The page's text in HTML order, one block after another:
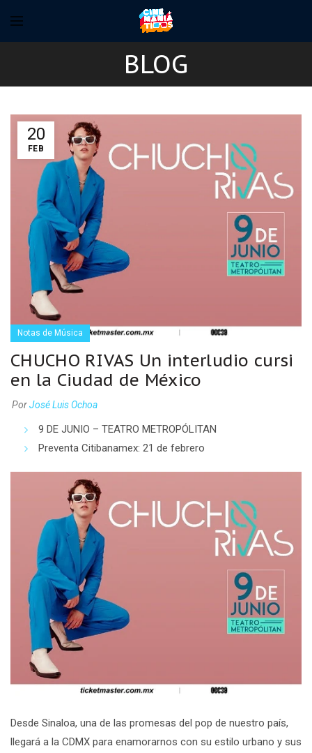
BLOG
20
FEB
Notas de Música
CHUCHO RIVAS Un interludio cursi
en la Ciudad de México
PorJosé Luis Ochoa
9 DE JUNIO – TEATRO METROPÓLITAN
Preventa Citibanamex: 21 de febrero
Desde Sinaloa, una de las promesas del pop de nuestro país,
llegará a la CDMX para enamorarnos con su estilo urbano y sus